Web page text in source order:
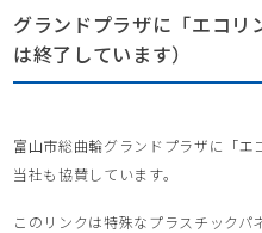
グランドプラザに「エコ
は終了しています）
富山市総曲輪グランドプラザに「エ
当社も協賛しています。
このリンクは特殊なプラスチック